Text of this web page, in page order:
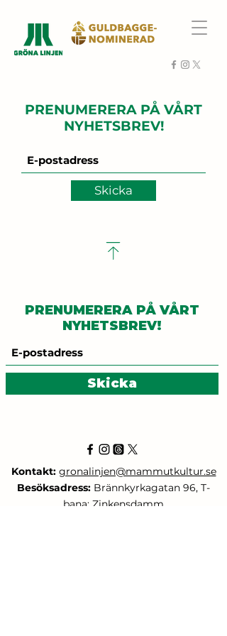
PRENUMERERA PÅ VÅRT
NYHETSBREV!
Skicka
PRENUMERERA PÅ VÅRT
NYHETSBREV!
Skicka
Kontakt: gronalinjen@mammutkultur.se
Besöksadress: Brännkyrkagatan 96, T-
bana: Zinkensdamm